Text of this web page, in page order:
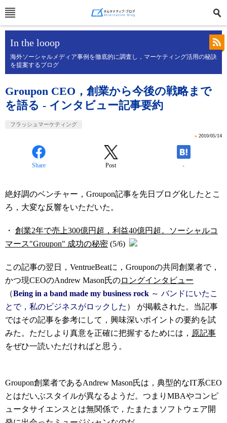
In the looop
海外ソーシャルメディア事例を徹底的に調査し，マーケティング活用の秘訣
を提案するブログ
Groupon CEO，創業から今後の戦略まで
を語る - インタビュー記事要約
フラッシュマーケティング
» 2010/05/14
Share Post -
絶好調のベンチャー，Groupon記事を先日ブログ化したとこ
ろ，大変な反響をいただいた。
・ 創業2年で売上300億円超，利益40億円超。ソーシャルコ
マース"Groupon" 成功の秘密 (5/6)
この記事の翌日，VentrueBeatに，Grouponの共同創業者で，
かつ現CEOのAndrew Mason氏のロングインタビュー
（Being in a band made my business rock ～ バンドにいたこ
とで，私のビジネスがロックした ） が掲載された。当記事
ではその記事を参考にして，興味深いポイントの要約を試
みた。ただしより真意を正確に把握するためには， 原記事
をぜひ一読いただければと思う。
Groupon創業者であるAndrew Mason氏は，典型的なIT系CEO
とはだいぶスタイルが異なるようだ。つまりMBAやコンピ
ュータサイエンスとは無関係で，たまたまソフトウェア開